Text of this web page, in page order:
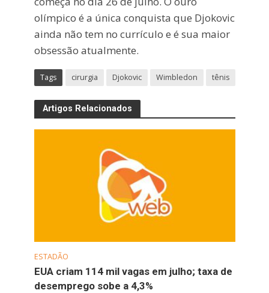
olímpico é a única conquista que Djokovic
ainda não tem no currículo e é sua maior
obsessão atualmente.
Tags cirurgia Djokovic Wimbledon tênis
Artigos Relacionados
ESTADÃO
EUA criam 114 mil vagas em julho; taxa de
desemprego sobe a 4,3%